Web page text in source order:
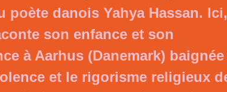
poète danois Yahya Hassan. Ici,
son enfance et son
à Aarhus (Danemark) baignée
et le rigorisme religieux